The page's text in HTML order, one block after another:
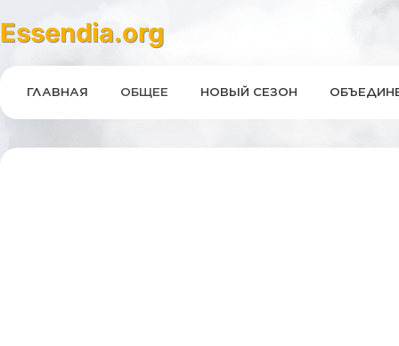
Essendia.org
ГЛАВНАЯ ОБЩЕЕ НОВЫЙ СЕЗОН